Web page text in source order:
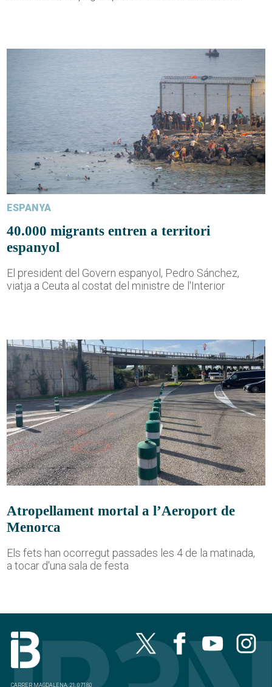
ESPANYA
40.000 migrants entren a territori
espanyol
El president del Govern espanyol, Pedro Sánchez,
viatja a Ceuta al costat del ministre de l'Interior
Atropellament mortal a l’Aeroport de
Menorca
Els fets han ocorregut passades les 4 de la matinada,
a tocar d'una sala de festa
CARRER MAGDALENA, 21, 07180